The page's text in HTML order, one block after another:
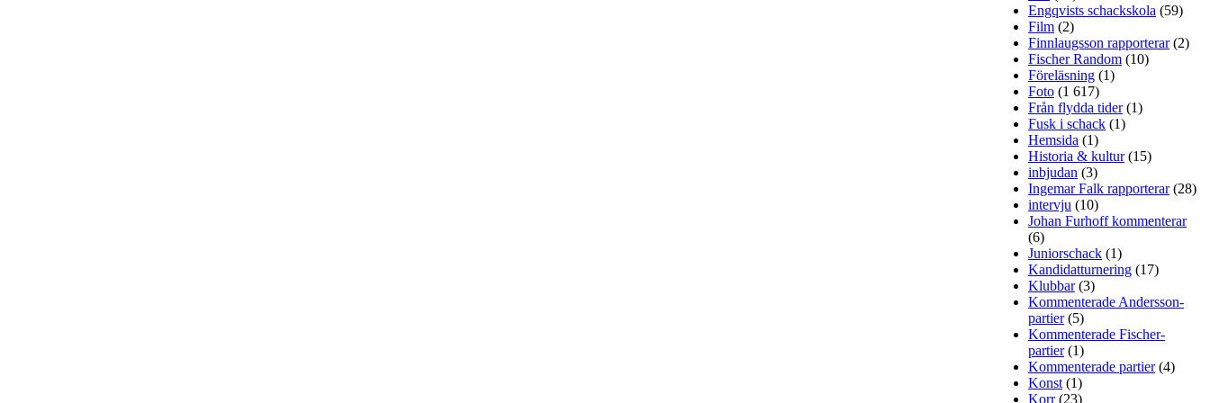
Engqvists schackskola (59)
Film (2)
Finnlaugsson rapporterar(2)
Fischer Random (10)
Föreläsning (1)
Foto (1 617)
Från flydda tider(1)
Fusk i schack (1)
Hemsida (1)
Historia & kultur(15)
inbjudan (3)
Ingemar Falk rapporterar(28)
intervju (10)
Johan Furhoff kommenterar
(6)
Juniorschack (1)
Kandidatturnering (17)
Klubbar(3)
Kommenterade Andersson-
partier(5)
Kommenterade Fischer-
partier(1)
Kommenterade partier(4)
Konst (1)
Korr(23)